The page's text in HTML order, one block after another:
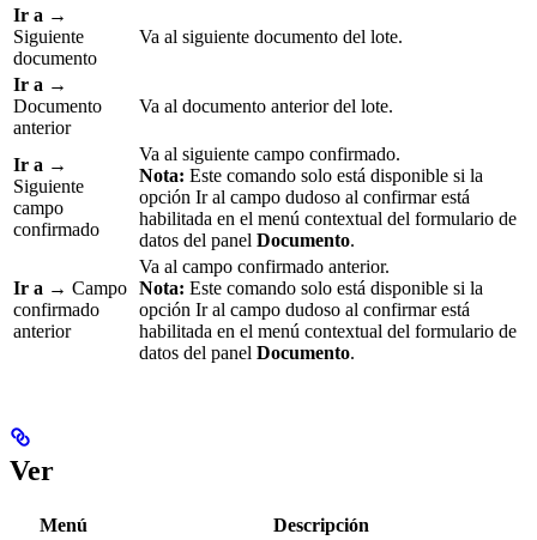
Ir a →
Siguiente
documento
Va al siguiente documento del lote.
Ir a →
Documento
anterior
Va al documento anterior del lote.
Ir a →
Siguiente
campo
confirmado
Va al siguiente campo confirmado.
Nota: Este comando solo está disponible si la
opción Ir al campo dudoso al confirmar está
habilitada en el menú contextual del formulario de
datos del panel Documento.
Ir a → Campo
confirmado
anterior
Va al campo confirmado anterior.
Nota: Este comando solo está disponible si la
opción Ir al campo dudoso al confirmar está
habilitada en el menú contextual del formulario de
datos del panel Documento.
Ver
Menú
Descripción